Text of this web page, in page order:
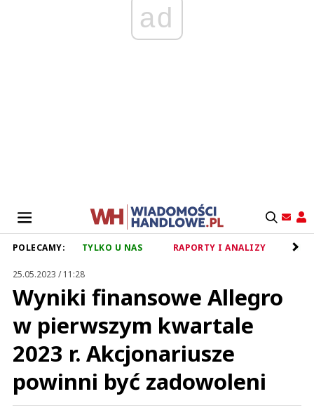
ad
POLECAMY: TYLKO U NAS RAPORTY I ANALIZY
25.05.2023 / 11:28
Wyniki finansowe Allegro
w pierwszym kwartale
2023 r. Akcjonariusze
powinni być zadowoleni